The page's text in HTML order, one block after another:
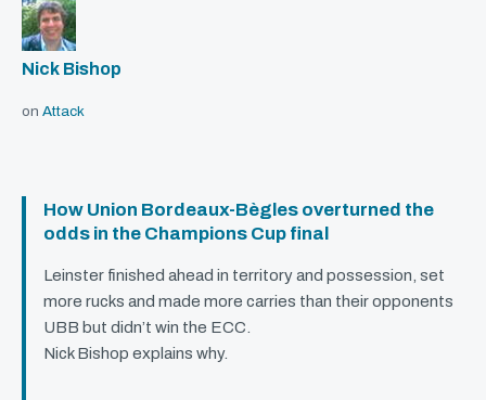
Nick Bishop
on Attack
How Union Bordeaux-Bègles overturned the
odds in the Champions Cup final
Leinster finished ahead in territory and possession, set
more rucks and made more carries than their opponents
UBB but didn’t win the ECC
Nick Bishop explains why.